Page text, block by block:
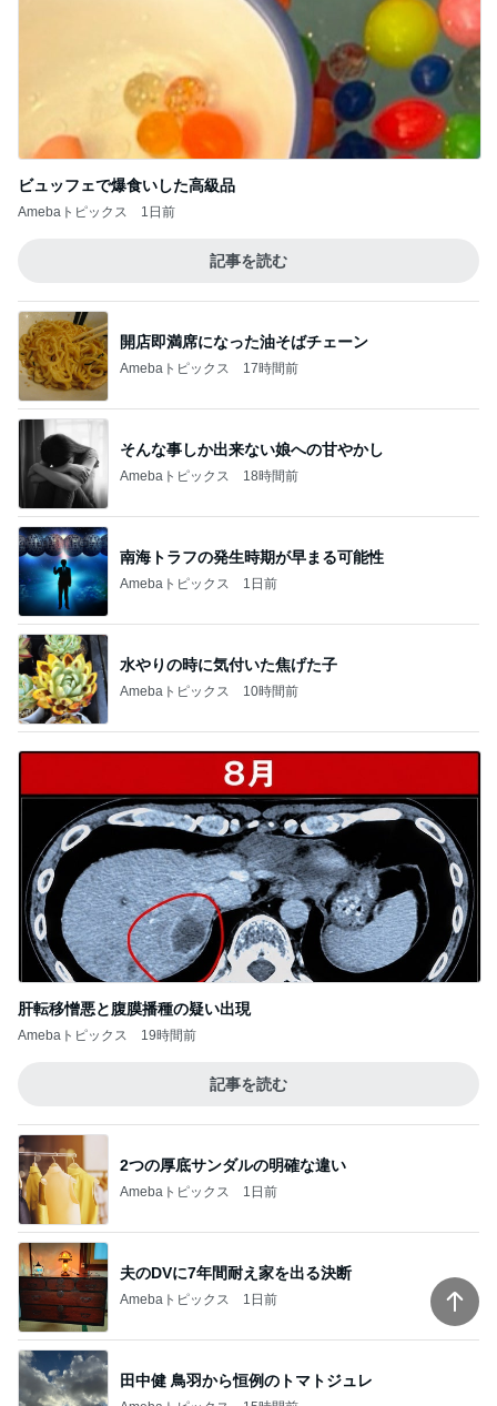
ビュッフェで爆食いした高級品
Amebaトピックス 1日前
記事を読む
開店即満席になった油そばチェーン
Amebaトピックス 17時間前
そんな事しか出来ない娘への甘やかし
Amebaトピックス 18時間前
南海トラフの発生時期が早まる可能性
Amebaトピックス 1日前
水やりの時に気付いた焦げた子
Amebaトピックス 10時間前
肝転移憎悪と腹膜播種の疑い出現
Amebaトピックス 19時間前
記事を読む
2つの厚底サンダルの明確な違い
Amebaトピックス 1日前
夫のDVに7年間耐え家を出る決断
Amebaトピックス 1日前
田中健 鳥羽から恒例のトマトジュレ